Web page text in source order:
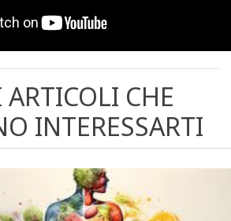
ARTICOLI CHE
INTERESSARTI